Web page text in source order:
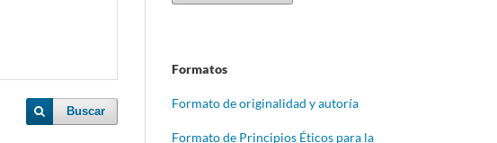
Buscar
Formatos
Formato de originalidad y autoría
Formato de Principios Éticos para la